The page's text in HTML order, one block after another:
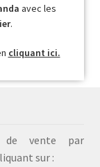
avec les
.
cliquant ici.
de vente par
sur :